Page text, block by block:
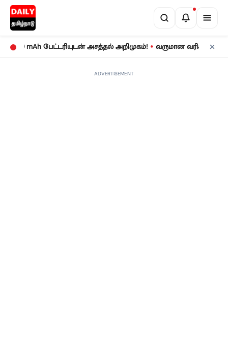
பேட்டரியுடன் அசத்தல் அறிமுகம்! • வருமான வரிக் கணக்குத்
ADVERTISEMENT